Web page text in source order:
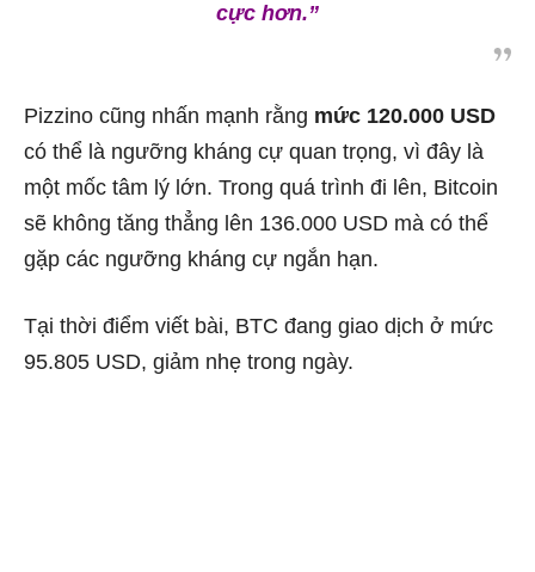
cực hơn.”
Pizzino cũng nhấn mạnh rằng mức 120.000 USD
có thể là ngưỡng kháng cự quan trọng, vì đây là
một mốc tâm lý lớn. Trong quá trình đi lên, Bitcoin
sẽ không tăng thẳng lên 136.000 USD mà có thể
gặp các ngưỡng kháng cự ngắn hạn.
Tại thời điểm viết bài, BTC đang giao dịch ở mức
95.805 USD, giảm nhẹ trong ngày.